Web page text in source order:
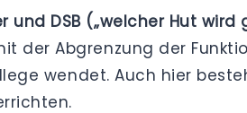
DSB („welcher Hut wird
der Abgrenzung der
wendet. Auch hier